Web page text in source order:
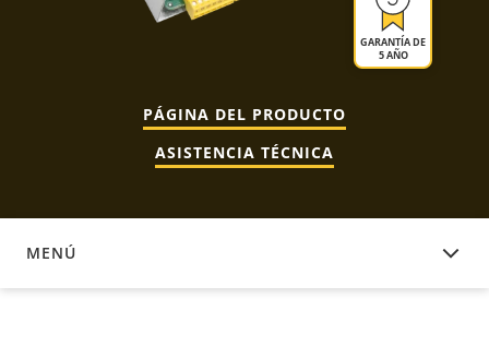
GARANTÍA DE
5 AÑO
PÁGINA DEL PRODUCTO
ASISTENCIA TÉCNICA
MENÚ
SOFTWARE DEL DISPOSITIVO